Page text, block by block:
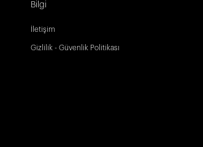
Bilgi
İletişim
Gizlilik - Güvenlik Politikası